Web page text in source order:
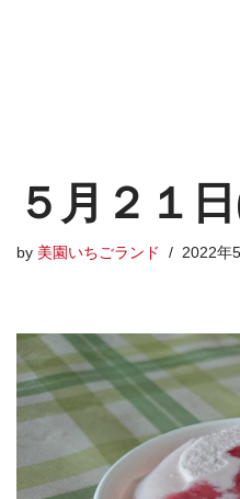
５月２１
by 美園いちごランド 2022年